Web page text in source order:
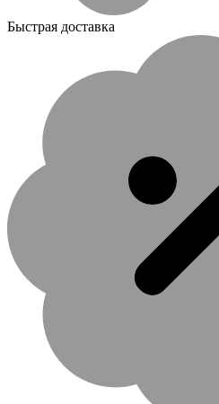
Быстрая доставка